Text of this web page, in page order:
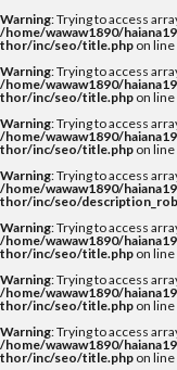
Warning: Trying to access
/home/wawaw1890/
thor/inc/seo/title.php on line
Warning: Trying to access
/home/wawaw1890/
thor/inc/seo/title.php on line
Warning: Trying to access
/home/wawaw1890/
thor/inc/seo/title.php on line
Warning: Trying to access
/home/wawaw1890/
thor/inc/seo/
Warning: Trying to access
/home/wawaw1890/
thor/inc/seo/title.php on line
Warning: Trying to access
/home/wawaw1890/
thor/inc/seo/title.php on line
Warning: Trying to access
/home/wawaw1890/
thor/inc/seo/title.php on line